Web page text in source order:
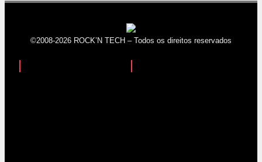
©2008-2026 ROCK’N TECH – Todos os direitos reservados